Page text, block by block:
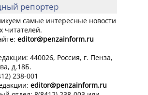
репортер
самые интересные новости
читателей.
editor@penzainform.ru
440026, Россия, г. Пенза,
д.18Б.
238-001
editor@penzainform.ru